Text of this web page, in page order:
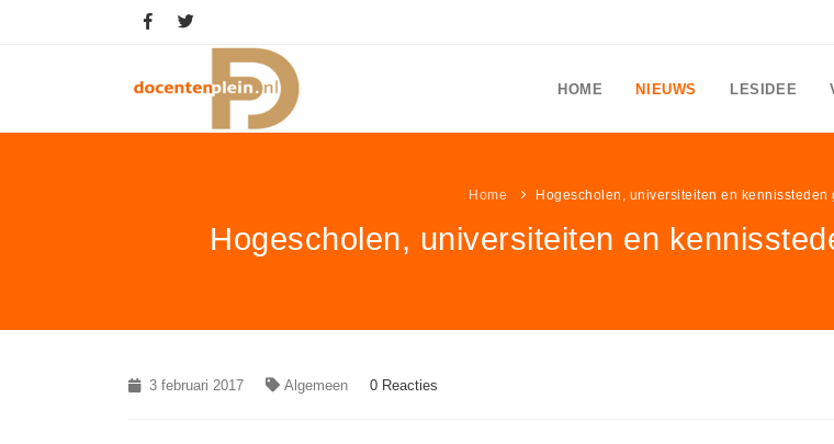
HOME NIEUWS LESIDEE
Home Hogescholen, universiteiten en kennissteden
Hogescholen, universiteiten en
3 februari 2017 Algemeen 0 Reacties